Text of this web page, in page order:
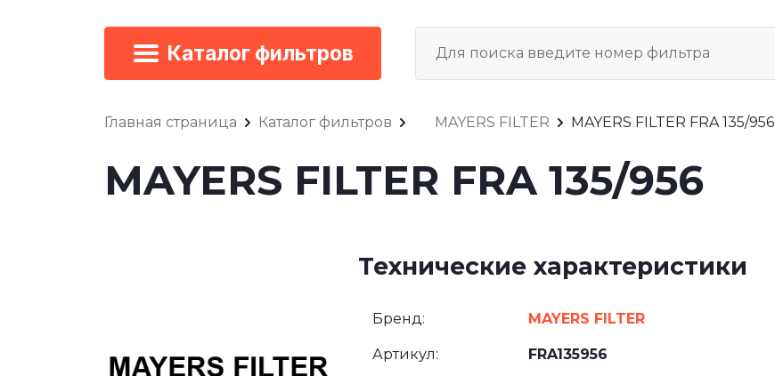
Каталог фильтров
Главная страница Каталог фильтров MAYERS FILTER MAYERS FILTER FRA 135/956
MAYERS FILTER FRA 135/956
Технические характеристики
Бренд: MAYERS FILTER
Артикул: FRA135956